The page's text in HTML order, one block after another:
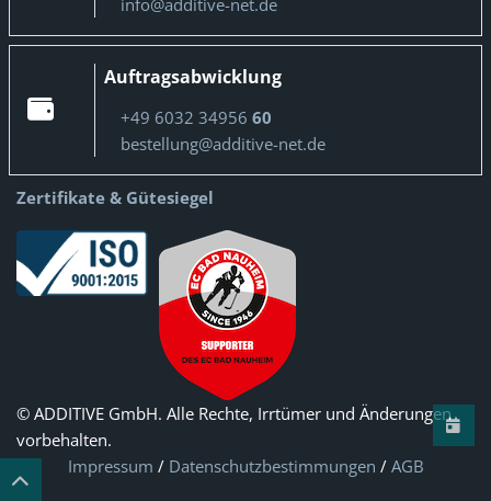
info@additive-net.de
Auftragsabwicklung
+49 6032 34956 60
bestellung@additive-net.de
Zertifikate & Gütesiegel
© ADDITIVE GmbH. Alle Rechte, Irrtümer und Änderungen
vorbehalten.
Impressum / Datenschutzbestimmungen / AGB